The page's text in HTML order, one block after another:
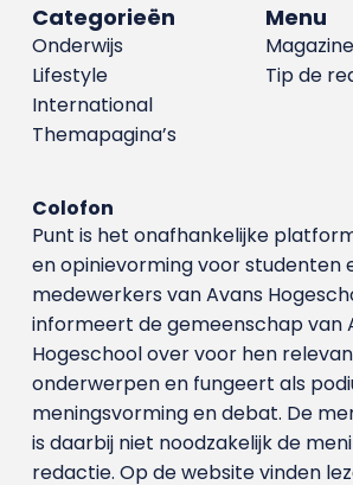
Menu
Tip de
Categorieën
Onderwijs
Lifestyle
International
Themapagina’s
Colofon
Punt is het onafhankelijke
en opinievorming voor studenten
medewerkers van Avans
informeert de gemeenschap van
Hogeschool over voor hen
onderwerpen en fungeert als
meningsvorming en debat. De
is daarbij niet noodzakelijk de
redactie. Op de website vinden